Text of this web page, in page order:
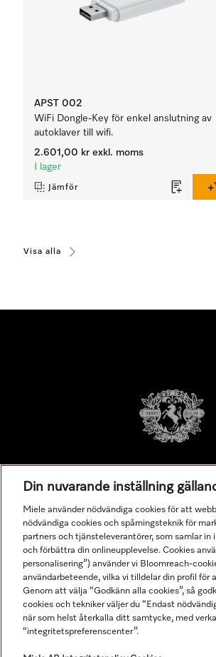
APST 002
WiFi Dongle-Key för enkel anslutning av
autoklaver till wifi.
2.601,00 kr exkl. moms
I lager
Jämför
Visa alla
© Miele & Cie. KG.
Din nuvarande inställning
Miele använder nödvändiga cookies för att
nödvändiga cookies och spårningsteknik för
partners och tjänsteleverantörer, som samlar
och förbättra din onlineupplevelse. Cookies
personalisering”) använder vi Bloomreach-
användarbeteende, vilka vi tilldelar din profil för
Genom att välja “Godkänn alla cookies”, så
cookies och tekniker väljer du “Endast
när som helst återkalla ditt samtycke, med
“integritetspreferenscenter”.